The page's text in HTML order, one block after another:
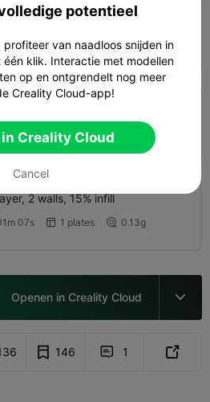
3 walls, 15% infill
07s  1 plates  0.14g
47s  1 plates 
2 walls, 15% infill
07s  1 plates  0.13g
Openen in Creality Cloud 
146  1 
potentieel
van naadloos snijden in
klik. Interactie met modellen
op en ontgrendelt nog meer
Creality Cloud-app!
Creality Cloud
Cancel